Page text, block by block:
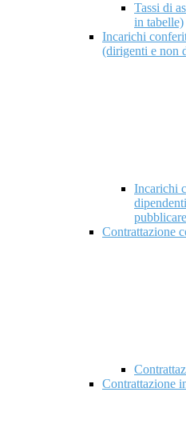
Tassi di
in tabelle)
Incarichi
(dirigenti e non
Incarichi
Contrattazione
Contrattazione